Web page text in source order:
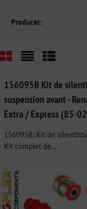
Producer:
156095B Kit de
suspension avant -
Extra / Express (85-
156095B: Kit de
Kit complet de...